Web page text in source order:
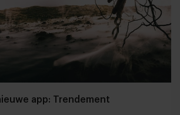
app: Trendement